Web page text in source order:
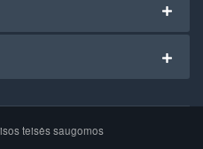
teisės saugomos